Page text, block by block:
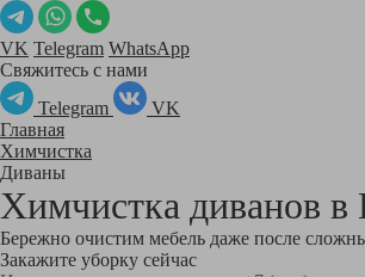
VK Telegram WhatsApp
Свяжитесь с нами
Telegram
VK
Главная
Химчистка
Диваны
Химчистка диванов в
Бережно очистим мебель даже после
Закажите уборку сейчас